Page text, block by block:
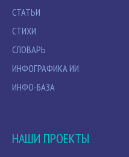
СТАТЬИ
СТИХИ
СЛОВАРЬ
ИНФОГРАФИКА ИИ
ИНФО-БАЗА
НАШИ ПРОЕКТЫ